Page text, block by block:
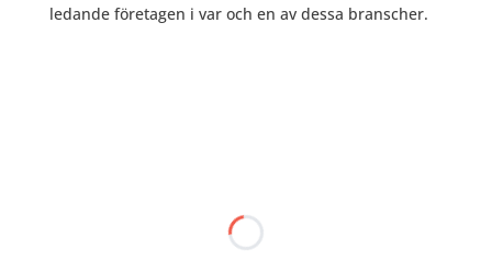
ledande företagen i var och en av dessa branscher.